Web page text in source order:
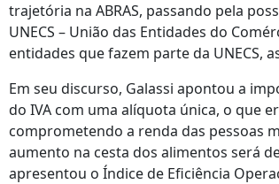
trajetória na ABRAS, passando pela
UNECS – União das Entidades do
entidades que fazem parte da UNECS,
Em seu discurso, Galassi apontou a
do IVA com uma alíquota única, o que
comprometendo a renda das pessoas
aumento na cesta dos alimentos será
apresentou o Índice de Eficiência